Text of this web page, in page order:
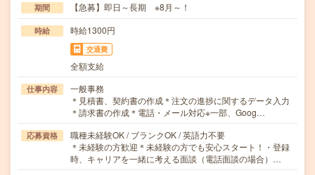
期間 【急募】即日～長期 ※8月～！
時給 時給1300円
交通費
全額支給
仕事内容
一般事務
＊見積書、契約書の作成＊注文の進捗に関するデータ入力
＊請求書の作成＊電話・メール対応※一部、Goog…
応募資格
職種未経験OK / ブランクOK / 英語力不要
＊未経験の方歓迎＊未経験の方でも安心スタート！・登録
時、キャリアを一緒に考える面談（電話面談の場合）…